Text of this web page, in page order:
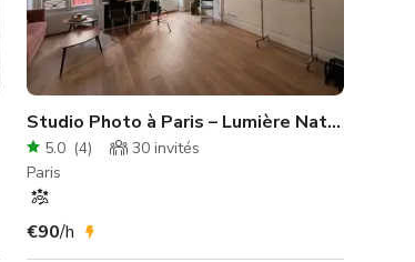
journée, idéale pour des s�
Studio Photo à Paris – Lumière Naturelle, Cyclorama & Production Complète
5.0 (4) 30 invités
Paris
€90/h